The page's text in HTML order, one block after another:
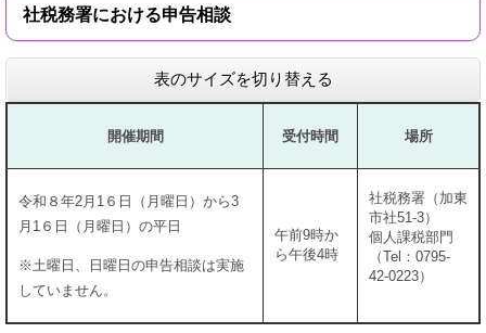
社税務署における申告相談
表のサイズを切り替える
開催期間 受付時間 場所
令和８年2月1６日（月曜日）から3
月1６日（月曜日）の平日
※土曜日、日曜日の申告相談は実施
していません。
午前9時か
ら午後4時
社税務署（加東
市社51-3）
個人課税部門
（Tel：0795-
42-0223）